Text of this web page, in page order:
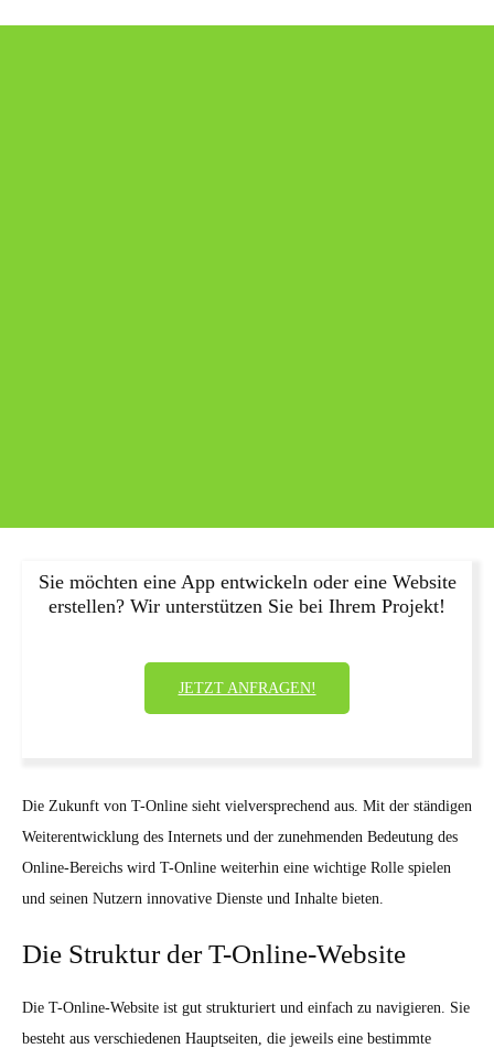
Sie möchten eine App entwickeln oder eine Website
erstellen? Wir unterstützen Sie bei Ihrem Projekt!
JETZT ANFRAGEN!
Die Zukunft von T-Online sieht vielversprechend aus. Mit der ständigen
Weiterentwicklung des Internets und der zunehmenden Bedeutung des
Online-Bereichs wird T-Online weiterhin eine wichtige Rolle spielen
und seinen Nutzern innovative Dienste und Inhalte bieten.
Die Struktur der T-Online-Website
Die T-Online-Website ist gut strukturiert und einfach zu navigieren. Sie
besteht aus verschiedenen Hauptseiten, die jeweils eine bestimmte